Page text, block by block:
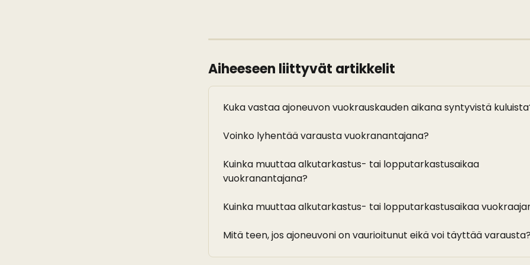
Aiheeseen liittyvät artikkelit
Kuka vastaa ajoneuvon vuokrauskauden aikana syntyvistä
Voinko lyhentää varausta vuokranantajana?
Kuinka muuttaa alkutarkastus- tai lopputarkastusaikaa
vuokranantajana?
Kuinka muuttaa alkutarkastus- tai lopputarkastusaikaa
Mitä teen, jos ajoneuvoni on vaurioitunut eikä voi täyttää varausta?